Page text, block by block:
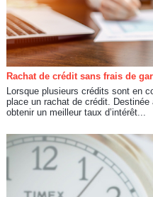
Rachat de crédit sans frais de
Lorsque plusieurs crédits sont en
place un rachat de crédit. Destinée
obtenir un meilleur taux d’intérêt...